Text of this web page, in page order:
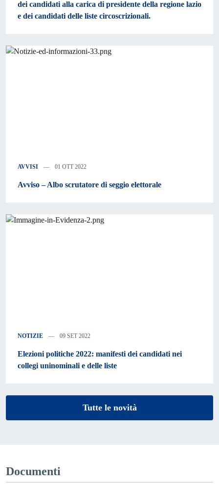
dei candidati alla carica di presidente della regione lazio
e dei candidati delle liste circoscrizionali.
AVVISI 01 OTT 2022
Avviso – Albo scrutatore di seggio elettorale
NOTIZIE 09 SET 2022
Elezioni politiche 2022: manifesti dei candidati nei
collegi uninominali e delle liste
Tutte le novità
Documenti